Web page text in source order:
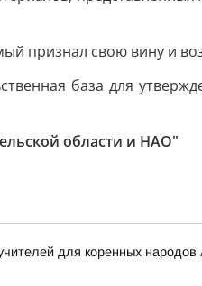
признал свою вину и
база для
области и НАО"
для коренных народов